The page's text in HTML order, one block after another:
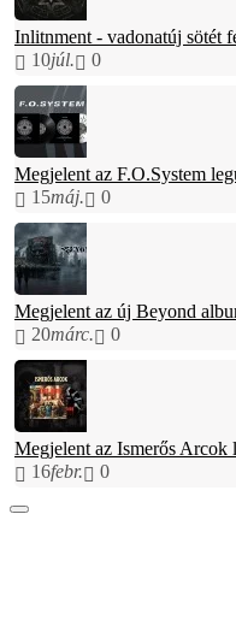
Inlitnment - vadonatúj sötét
10júl. 0
Megjelent az F.O.System
15máj. 0
Megjelent az új Beyond
20márc. 0
Megjelent az Ismerős Arcok
16febr. 0